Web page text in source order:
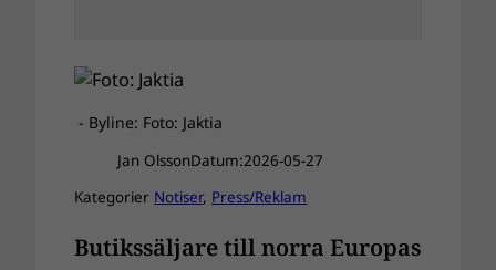
- Byline: Foto: Jaktia
Jan OlssonDatum:2026-05-27
Kategorier Notiser, Press/Reklam
Butikssäljare till norra Europas